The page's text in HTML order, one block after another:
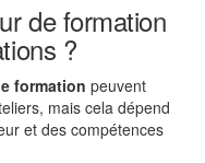
de formation
?
formation peuvent
mais cela dépend
et des compétences